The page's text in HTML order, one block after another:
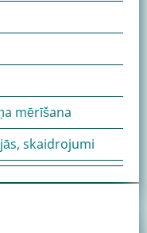
mērīšana
skaidrojumi